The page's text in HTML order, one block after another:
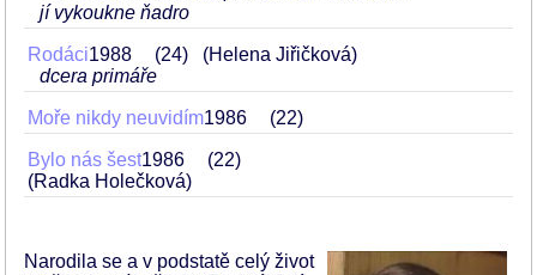
jí vykoukne ňadro
Rodáci1988 24
(Helena Jiřičková)
dcera primáře
Moře nikdy neuvidím1986 22
Bylo nás šest1986
22
(Radka Holečková)
Narodila se a v podstatě celý život